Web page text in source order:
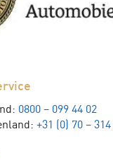
0800 – 099 44 02
+31 (0) 70 –